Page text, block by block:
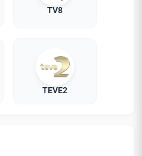
TV8
TEVE2